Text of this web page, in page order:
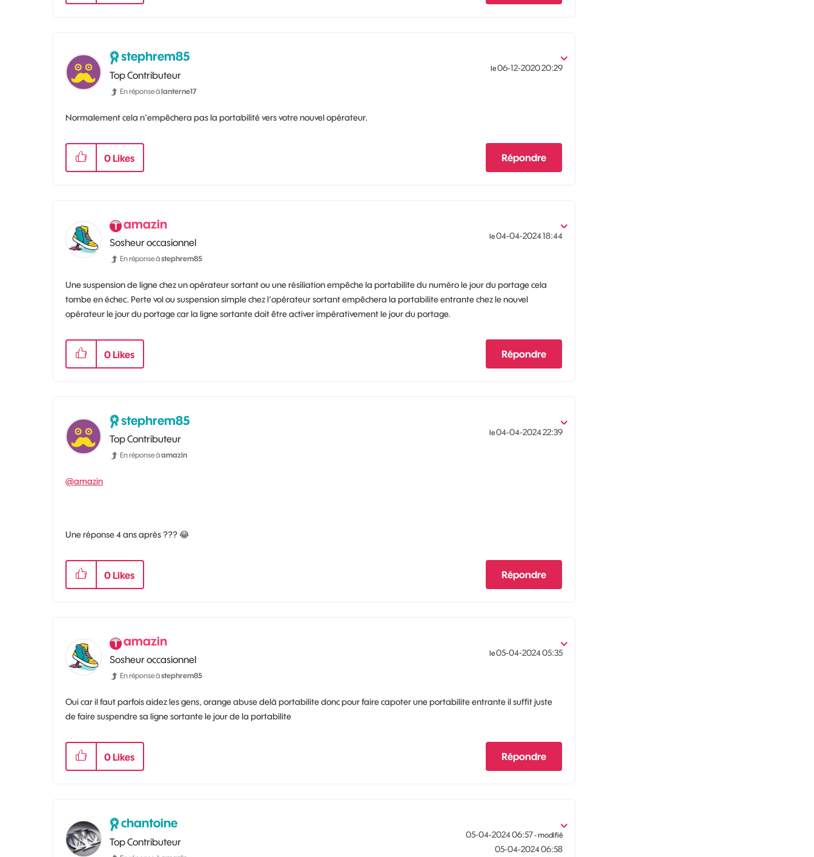
stephrem85
Top Contributeur
En réponse àlanterne17
le‎06-12-202020:29
Normalement cela n'empêchera pas la portabilité vers votre nouvel opérateur.
0 Likes Répondre
amazin
Sosheur occasionnel
En réponse àstephrem85
le‎04-04-202418:44
Une suspension de ligne chez un opérateur sortant ou une résiliation empêche la portabilite du numéro le jour du portage cela
tombe en échec. Perte vol ou suspension simple chez l’opérateur sortant empêchera la portabilite entrante chez le nouvel
opérateur le jour du portage car la ligne sortante doit être activer impérativement le jour du portage.
0 Likes Répondre
stephrem85
Top Contributeur
En réponse àamazin
le‎04-04-202422:39
@amazin
Une réponse 4 ans après ???😂
0 Likes Répondre
amazin
Sosheur occasionnel
En réponse àstephrem85
le‎05-04-202405:35
Oui car il faut parfois aidez les gens, orange abuse delà portabilite donc pour faire capoter une portabilite entrante il suffit juste
de faire suspendre sa ligne sortante le jour de la portabilite
0 Likes Répondre
chantoine
Top Contributeur
‎05-04-202406:57- modifié
‎05-04-202406:58